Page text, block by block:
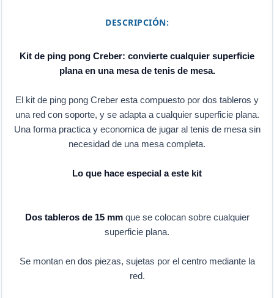
DESCRIPCIÓN:
Kit de ping pong Creber: convierte cualquier superficie
plana en una mesa de tenis de mesa.
El kit de ping pong Creber esta compuesto por dos tableros y
una red con soporte, y se adapta a cualquier superficie plana.
Una forma practica y economica de jugar al tenis de mesa sin
necesidad de una mesa completa.
Lo que hace especial a este kit
Dos tableros de 15 mmque se colocan sobre cualquier
superficie plana.
Se montan en dos piezas, sujetas por el centro mediante la
red.